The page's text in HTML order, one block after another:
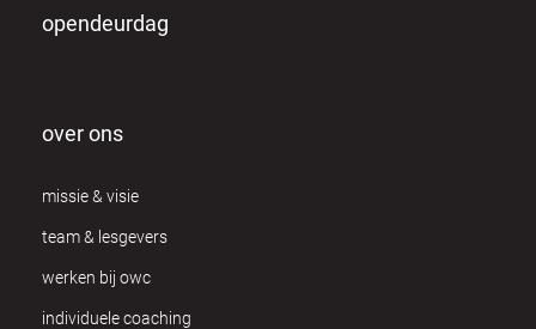
opendeurdag
over ons
missie & visie
team & lesgevers
werken bij owc
individuele coaching